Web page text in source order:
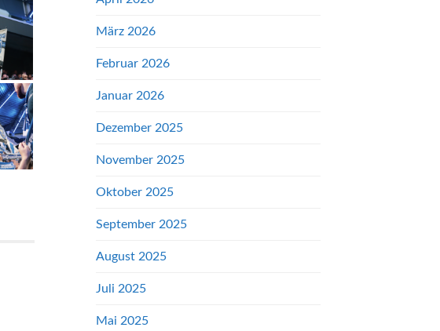
März 2026
Februar 2026
Januar 2026
Dezember 2025
November 2025
Oktober 2025
September 2025
August 2025
Juli 2025
Mai 2025